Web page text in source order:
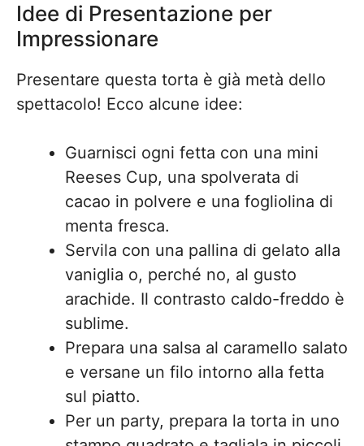
Idee di Presentazione per
Impressionare
Presentare questa torta è già metà dello
spettacolo! Ecco alcune idee:
Guarnisci ogni fetta con una mini
Reeses Cup, una spolverata di
cacao in polvere e una fogliolina di
menta fresca.
Servila con una pallina di gelato alla
vaniglia o, perché no, al gusto
arachide. Il contrasto caldo-freddo è
sublime.
Prepara una salsa al caramello salato
e versane un filo intorno alla fetta
sul piatto.
Per un party, prepara la torta in uno